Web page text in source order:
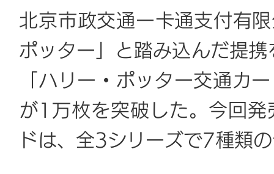
北京市政交通一卡通支付有
ポッター」と踏み込んだ提
「ハリー・ポッター交通カ
が1万枚を突破した。今回
ドは、全3シリーズで7種類